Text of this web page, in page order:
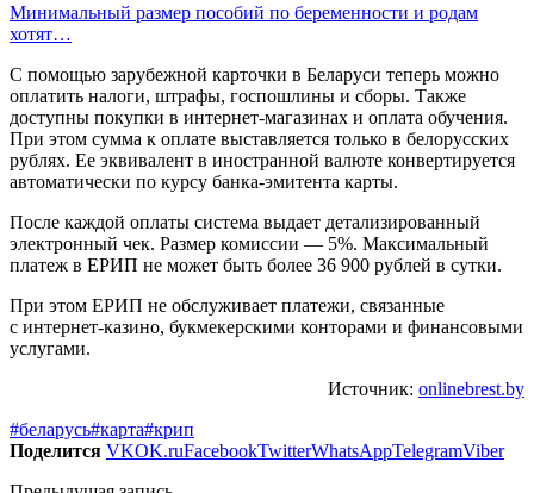
Минимальный размер пособий по беременности и родам
хотят…
С помощью зарубежной карточки в Беларуси теперь можно
оплатить налоги, штрафы, госпошлины и сборы. Также
доступны покупки в интернет-магазинах и оплата обучения.
При этом сумма к оплате выставляется только в белорусских
рублях. Ее эквивалент в иностранной валюте конвертируется
автоматически по курсу банка-эмитента карты.
После каждой оплаты система выдает детализированный
электронный чек. Размер комиссии — 5%. Максимальный
платеж в ЕРИП не может быть более 36 900 рублей в сутки.
При этом ЕРИП не обслуживает платежи, связанные
с интернет-казино, букмекерскими конторами и финансовыми
услугами.
Источник: onlinebrest.by
#беларусь#карта#крип
Поделится VKOK.ruFacebookTwitterWhatsAppTelegramViber